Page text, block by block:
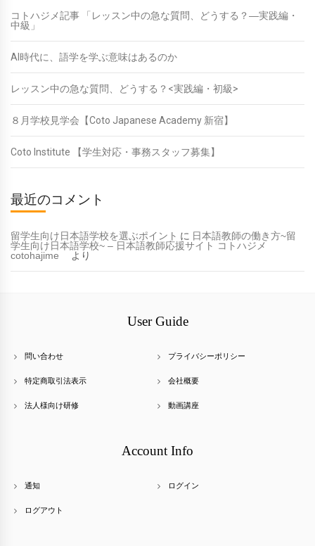
コトハジメ記事 「レッスン中の急な質問、どうする？―実践編・
中級」
AI時代に、語学を学ぶ意味はあるのか
レッスン中の急な質問、どうする？<実践編・初級>
８月学校見学会【Coto Japanese Academy 新宿】
Coto Institute 【学生対応・事務スタッフ募集】
最近のコメント
留学生向け日本語学校を選ぶポイント に 日本語教師の働き方~留
学生向け日本語学校~ – 日本語教師応援サイト コトハジメ
cotohajime
より
User Guide
問い合わせ プライバシーポリシー
特定商取引法表示 会社概要
法人様向け研修 動画講座
Account Info
通知 ログイン
ログアウト